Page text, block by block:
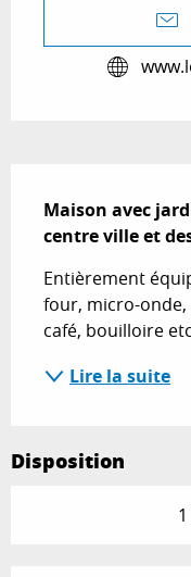
Maison avec
centre ville et
Entièrement
four, micro-onde,
café, bouilloire
Lire la suite
Disposition